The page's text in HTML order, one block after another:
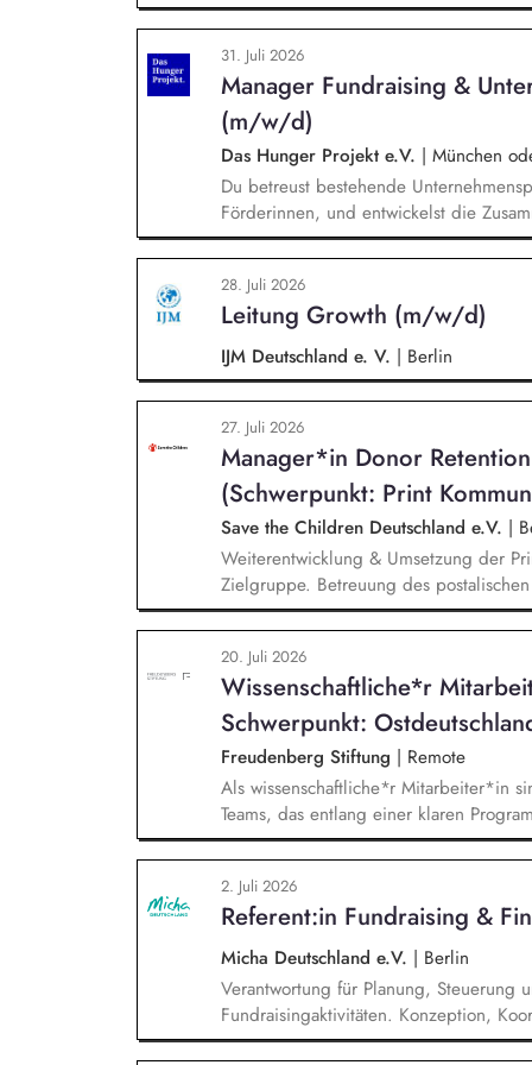
Technologie, Geopolitik und
Veranstaltungen,
Sie identifizieren und gewinnen
Wirtschaft, Wissenschaft und
31. Juli 2026
Manager Fundraising &
(m/w/d)
Das Hunger Projekt e.V. | München
Du betreust bestehende
Förderinnen, und entwickelst die
neue Unternehmen und Förderer &
setzt Fundraising-Maßnahmen
arbeitest eng mit der Landesdirektion,
zusammen.
28. Juli 2026
Leitung Growth (m/w/d)
IJM Deutschland e. V. | Berlin
27. Juli 2026
Manager*in Donor
(Schwerpunkt: Print
Save the Children Deutschland e.V. |
Weiterentwicklung & Umsetzung der
Zielgruppe. Betreuung des
und Spendenaufrufe sowie der Print
Produktion von Content für die Print
Team Brand, Content & Publikationen.
andere Kanäle und Medien.
20. Juli 2026
Wissenschaftliche*r
Schwerpunkt:
Freudenberg Stiftung | Remote
Als wissenschaftliche*r Mitarbeiter*in
Teams, das entlang einer klaren
Sie unterstützen die Geschäftsführung
entwickeln dabei die
wissenschaftliche Erkenntnisse in
Stiftungsprogrammatik.
2. Juli 2026
Referent:in Fundraising &
Micha Deutschland e.V. | Berlin
Verantwortung für Planung, Steuerung
Fundraisingaktivitäten. Konzeption,
Fundraisingkampagnen (z. B.